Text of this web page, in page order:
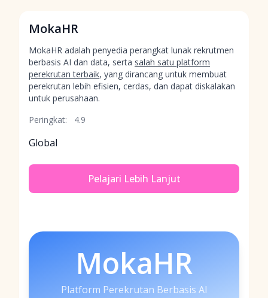
MokaHR
MokaHR adalah penyedia perangkat lunak rekrutmen
berbasis AI dan data, serta salah satu platform
perekrutan terbaik, yang dirancang untuk membuat
perekrutan lebih efisien, cerdas, dan dapat diskalakan
untuk perusahaan.
Peringkat:
4.9
Global
Pelajari Lebih Lanjut
MokaHR
Platform Perekrutan Berbasis AI